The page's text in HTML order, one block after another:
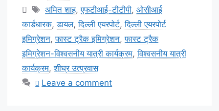
Tags
अमित शाह,एफटीआई-टीटीपी,ओसीआई
कार्डधारक,डायल,दिल्ली एयरपोर्ट,दिल्ली एयरपोर्ट
इमिग्रेशन,फास्ट ट्रैक इमिग्रेशन,फास्ट ट्रैक
इमिग्रेशन-विश्वसनीय यात्री कार्यक्रम,विश्वसनीय यात्री
कार्यक्रम,शीघ्र उत्प्रवास
Leave a comment